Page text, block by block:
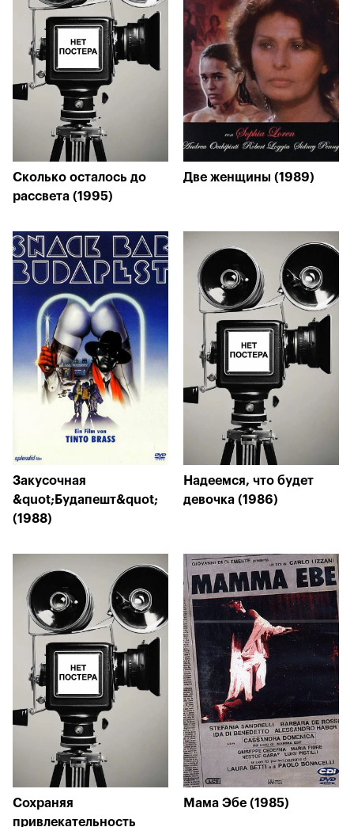
Сколько осталось до
рассвета (1995)
Две женщины (1989)
Закусочная
&quot;Будапешт&quot;
(1988)
Надеемся, что будет
девочка (1986)
Сохраняя
привлекательность
Мама Эбе (1985)